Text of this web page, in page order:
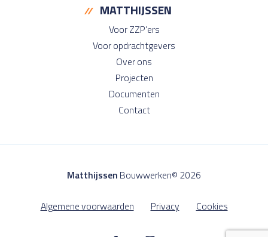
MATTHIJSSEN
Voor ZZP’ers
Voor opdrachtgevers
Over ons
Projecten
Documenten
Contact
Matthijssen Bouwwerken© 2026
Algemene voorwaarden Privacy Cookies